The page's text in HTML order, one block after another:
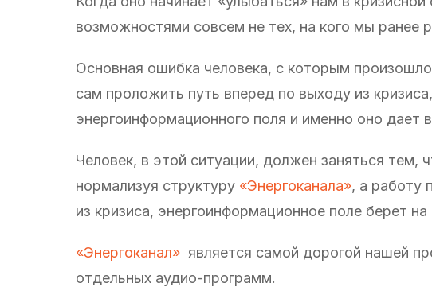
возможностями совсем не тех, на кого мы ранее
Основная ошибка человека, с которым
сам проложить путь вперед по выходу из
энергоинформационного поля и именно оно
Человек, в этой ситуации, должен заняться тем,
нормализуя структуру «Энергоканала», а работу
из кризиса, энергоинформационное поле берет на
«Энергоканал» является самой дорогой нашей
отдельных аудио-программ.